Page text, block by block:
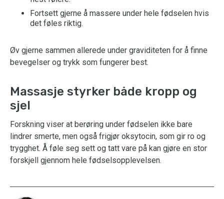
Fortsett gjerne å massere under hele fødselen hvis
det føles riktig.
Øv gjerne sammen allerede under graviditeten for å finne
bevegelser og trykk som fungerer best.
Massasje styrker både kropp og
sjel
Forskning viser at berøring under fødselen ikke bare
lindrer smerte, men også frigjør oksytocin, som gir ro og
trygghet. Å føle seg sett og tatt vare på kan gjøre en stor
forskjell gjennom hele fødselsopplevelsen.